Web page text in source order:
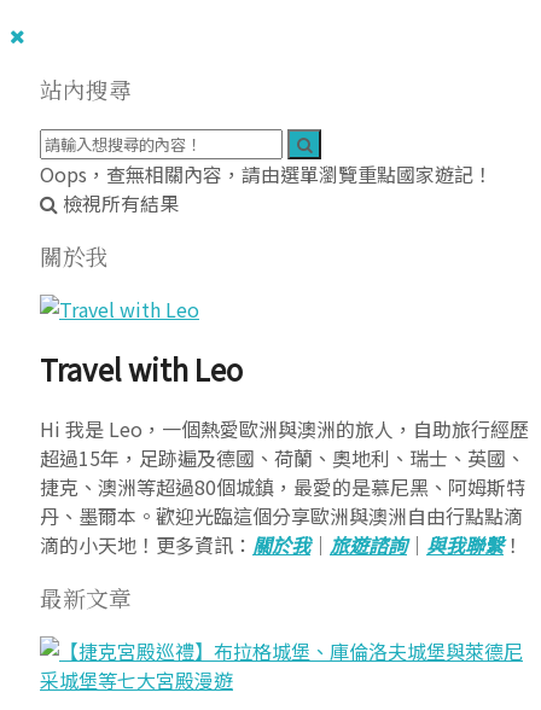
站內搜尋
Oops，查無相關內容，請由選單瀏覽重點國家遊記！
檢視所有結果
關於我
Travel with Leo
Hi 我是 Leo，一個熱愛歐洲與澳洲的旅人，自助旅行經歷
超過15年，足跡遍及德國、荷蘭、奧地利、瑞士、英國、
捷克、澳洲等超過80個城鎮，最愛的是慕尼黑、阿姆斯特
丹、墨爾本。歡迎光臨這個分享歐洲與澳洲自由行點點滴
滴的小天地！更多資訊： 關於我｜ 旅遊諮詢｜ 與我聯繫！
最新文章